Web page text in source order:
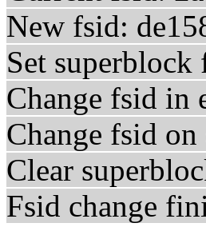
New fsid:
Set
Change fsid in
Change fsid on
Clear
Fsid change